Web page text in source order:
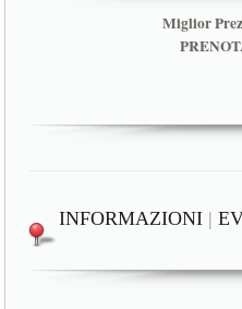
Miglior
INFORMAZIONI |